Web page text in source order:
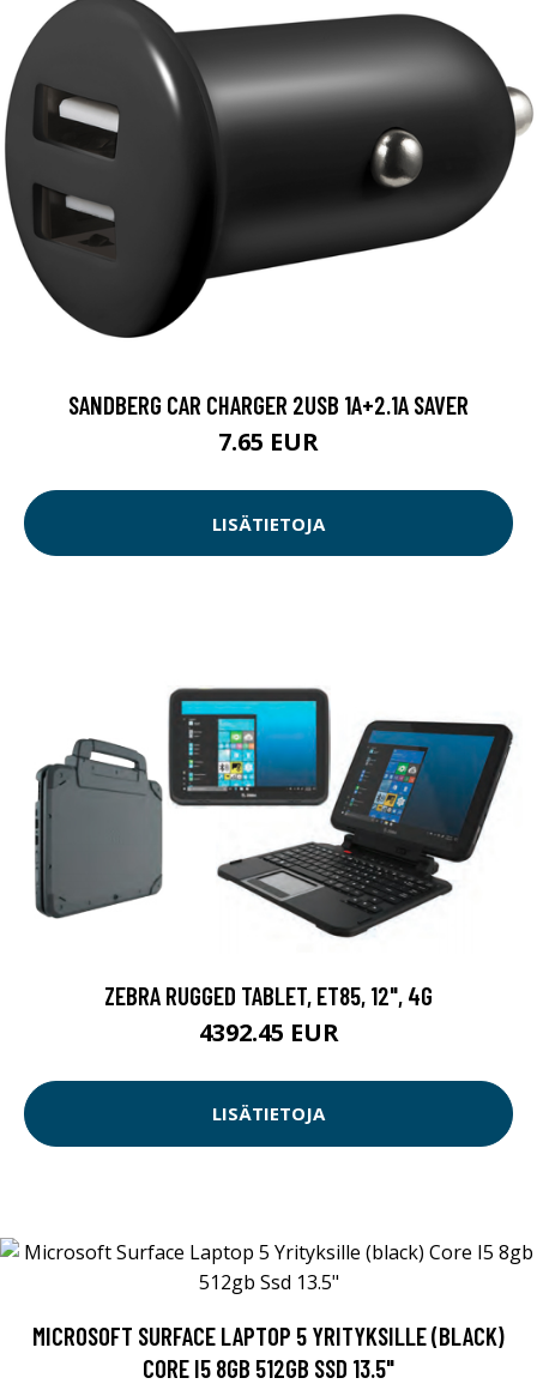
SANDBERG CAR CHARGER 2USB 1A+2.1A SAVER
7.65 EUR
LISÄTIETOJA
ZEBRA RUGGED TABLET, ET85, 12", 4G
4392.45 EUR
LISÄTIETOJA
MICROSOFT SURFACE LAPTOP 5 YRITYKSILLE (BLACK)
CORE I5 8GB 512GB SSD 13.5"